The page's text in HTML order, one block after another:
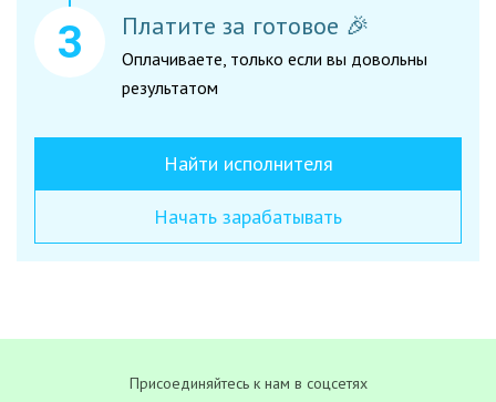
Платите за готовое 🎉
Оплачиваете, только если вы довольны
результатом
Найти исполнителя
Начать зарабатывать
Присоединяйтесь к нам в соцсетях